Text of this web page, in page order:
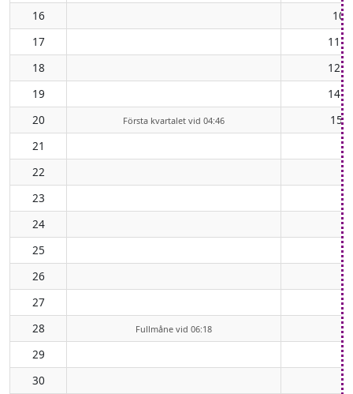
16
17
18
19
20
Första kvartalet vid 04:46
21
22
23
24
25
26
27
28
Fullmåne vid 06:18
29
30